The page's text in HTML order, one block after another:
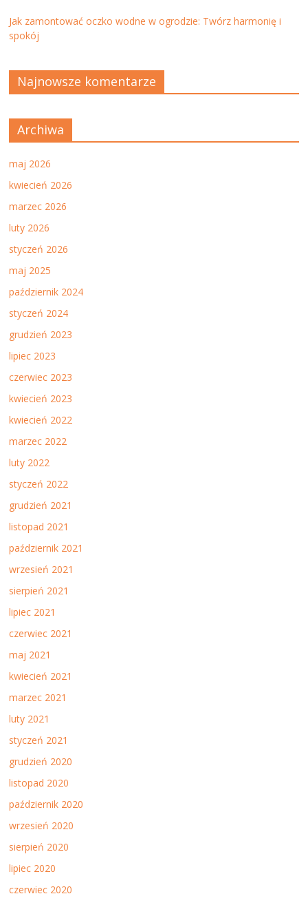
Jak zamontować oczko wodne w ogrodzie: Twórz harmonię i
spokój
Najnowsze komentarze
Archiwa
maj 2026
kwiecień 2026
marzec 2026
luty 2026
styczeń 2026
maj 2025
październik 2024
styczeń 2024
grudzień 2023
lipiec 2023
czerwiec 2023
kwiecień 2023
kwiecień 2022
marzec 2022
luty 2022
styczeń 2022
grudzień 2021
listopad 2021
październik 2021
wrzesień 2021
sierpień 2021
lipiec 2021
czerwiec 2021
maj 2021
kwiecień 2021
marzec 2021
luty 2021
styczeń 2021
grudzień 2020
listopad 2020
październik 2020
wrzesień 2020
sierpień 2020
lipiec 2020
czerwiec 2020